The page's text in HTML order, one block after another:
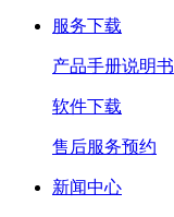
服务下载
产品手册说明书
软件下载
售后服务预约
新闻中心